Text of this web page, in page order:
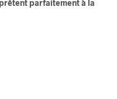
parfaitement à la